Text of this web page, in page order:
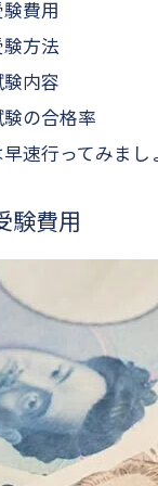
費用
方法
内容
の合格率
早速行ってみまし
費用